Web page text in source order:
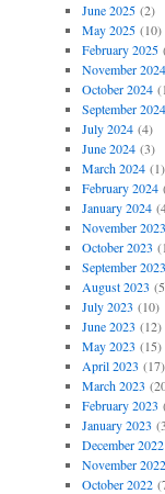
June 2025(2)
May 2025(10)
February 2025
November 2024
October 2024
September 2024
July 2024(4)
June 2024(3)
March 2024(1)
February 2024
January 2024
November 2023
October 2023
September 2023
August 2023
July 2023 (10)
June 2023 (12)
May 2023 (15)
April 2023 (17)
March 2023
February 2023
January 2023
December 2022
November 2022
October 2022